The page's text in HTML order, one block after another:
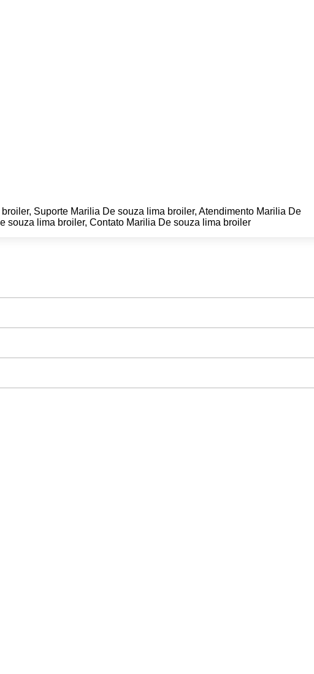
Suporte Marilia De souza lima broiler, Atendimento Marilia De
souza lima broiler, Contato Marilia De souza lima broiler